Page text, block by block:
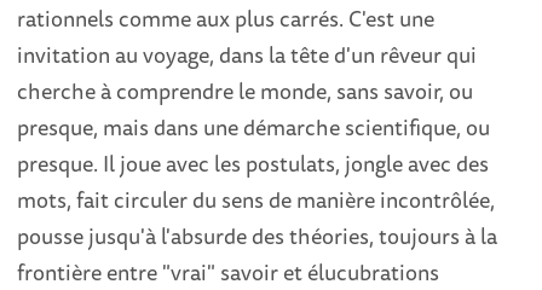
rationnels comme aux plus carrés. C'est une
invitation au voyage, dans la tête d'un rêveur qui
cherche à comprendre le monde, sans savoir, ou
presque, mais dans une démarche scientifique, ou
presque. Il joue avec les postulats, jongle avec des
mots, fait circuler du sens de manière incontrôlée,
pousse jusqu'à l'absurde des théories, toujours à la
frontière entre "vrai" savoir et élucubrations